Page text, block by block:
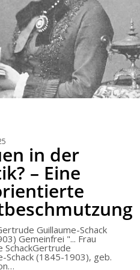
in der
– Eine
Guillaume-Schack
Gemeinfrei "... Frau
SchackGertrude
Schack (1845-1903), geb.